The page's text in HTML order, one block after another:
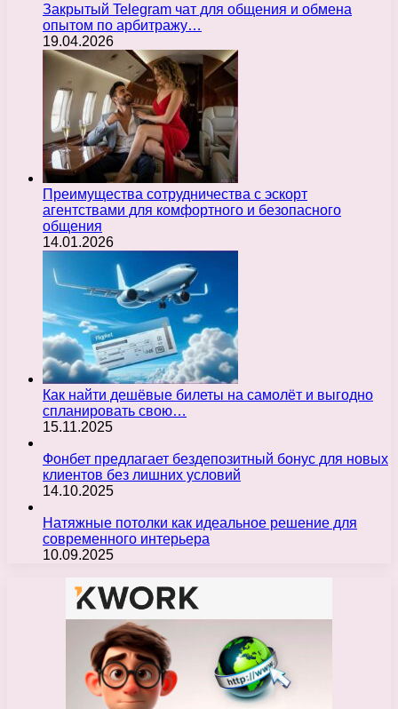
Закрытый Telegram чат для общения и обмена
опытом по арбитражу…
19.04.2026
Преимущества сотрудничества с эскорт
агентствами для комфортного и безопасного
общения
14.01.2026
Как найти дешёвые билеты на самолёт и выгодно
спланировать свою…
15.11.2025
Фонбет предлагает бездепозитный бонус для новых
клиентов без лишних условий
14.10.2025
Натяжные потолки как идеальное решение для
современного интерьера
10.09.2025